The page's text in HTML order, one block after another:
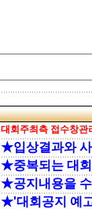
대회주최측 접수창관
★입상결과와
★중복되는 대
★공지내용을
★'대회공지 예